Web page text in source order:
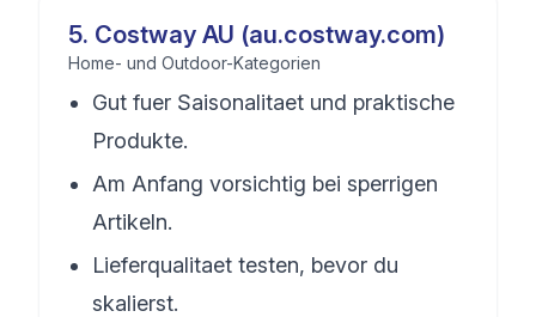
5. Costway AU (au.costway.com)
Home- und Outdoor-Kategorien
Gut fuer Saisonalitaet und praktische
Produkte.
Am Anfang vorsichtig bei sperrigen
Artikeln.
Lieferqualitaet testen, bevor du
skalierst.